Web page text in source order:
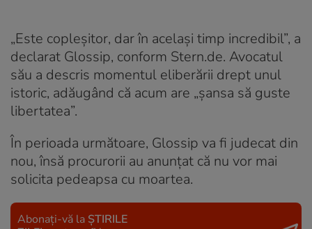
„Este copleșitor, dar în același timp incredibil”, a
declarat Glossip, conform Stern.de. Avocatul
său a descris momentul eliberării drept unul
istoric, adăugând că acum are „șansa să guste
libertatea”.
În perioada următoare, Glossip va fi judecat din
nou, însă procurorii au anunțat că nu vor mai
solicita pedeapsa cu moartea.
Abonați-vă la ȘTIRILE